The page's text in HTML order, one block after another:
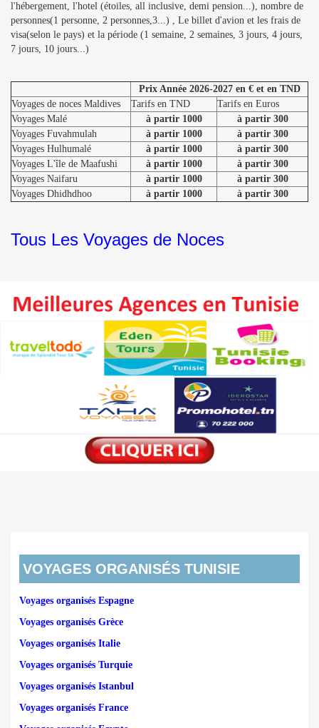
l'hébergement, l'hotel (étoiles, all inclusive, demi pension...), nombre de
personnes(1 personne, 2 personnes,3...) , Le billet d'avion et les frais de
visa(selon le pays) et la période (1 semaine, 2 semaines, 3 jours, 4 jours,
7 jours, 10 jours...)
Prix Année 2026-2027 en € et en TND
Voyages de noces Maldives
Tarifs en TND
Tarifs en Euros
Voyages Malé
à partir 1000
à partir 300
Voyages Fuvahmulah
à partir 1000
à partir 300
Voyages Hulhumalé
à partir 1000
à partir 300
Voyages L'île de Maafushi
à partir 1000
à partir 300
Voyages Naifaru
à partir 1000
à partir 300
Voyages Dhidhdhoo
à partir 1000 à partir 300
Tous Les Voyages de Noces
VOYAGES ORGANISÉS TUNISIE
Voyages organisés Espagne
Voyages organisés Grèce
Voyages organisés Italie
Voyages organisés Turquie
Voyages organisés Istanbul
Voyages organisés France